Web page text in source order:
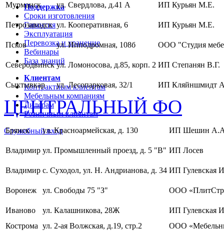
Поддержка
Сроки изготовления
Гарантия
Эксплуатация
Перевозка и хранение
Вебинары
База знаний
Клиентам
Контрактным клиентам
Мебельным компаниям
Дилерам
Розничным клиентам
Служебный вход
Мурманск ул. Свердлова, д.41 А ИП Курьян М.Е.
Петрозаводск ул. Кооперативная, 6 ИП Курьян М.Е.
Псков ул. Ипподромная, 108б ООО "Студия
Северодвинск ул. Ломоносова, д.85, корп. 2 ИП Степанян В.Г.
Сыктывкар ул. Лесопарковая, 32/1 ИП Кляйншмидт
ЦЕНТРАЛЬНЫЙ ФО
Брянск ул. Красноармейская, д. 130 ИП Шешин
Владимир ул. Промышленный проезд, д. 5 "В" ИП Лосев
Владимир с. Суходол, ул. Н. Андрианова, д. 34 ИП Гулевская
Воронеж ул. Свободы 75 "З" ООО
Иваново ул. Калашникова, 28Ж
ИП Гулевская
Кострома ул. 2-ая Волжская, д.19, стр.2
ООО